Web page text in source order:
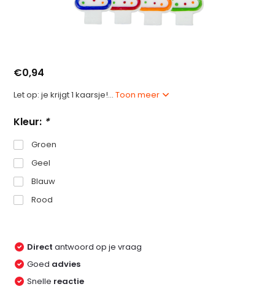
€0,94
Let op: je krijgt 1 kaarsje!...Toon meer
Kleur: *
Groen
Geel
Blauw
Rood
Direct antwoord op je vraag
Goed advies
Snelle reactie